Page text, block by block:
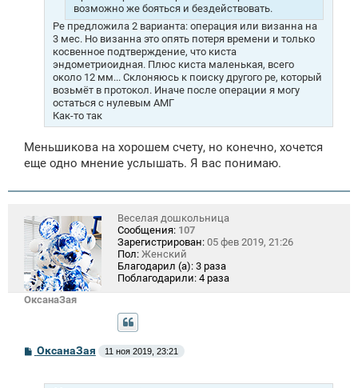
возможно же бояться и бездействовать.
Ре предложила 2 варианта: операция или визанна на
3 мес. Но визанна это опять потеря времени и только
косвенное подтверждение, что киста
эндометриоидная. Плюс киста маленькая, всего
около 12 мм... Склоняюсь к поиску другого ре, который
возьмёт в протокол. Иначе после операции я могу
остаться с нулевым АМГ
Как-то так
Меньшикова на хорошем счету, но конечно, хочется
еще одно мнение услышать. Я вас понимаю.
ОксанаЗая
Веселая дошкольница
Сообщения: 107
Зарегистрирован: 05 фев 2019, 21:26
Пол: Женский
Благодарил (а): 3 раза
Поблагодарили: 4 раза
С
о
ОксанаЗая 11 ноя 2019, 23:21